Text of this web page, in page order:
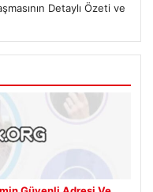
Detaylı Özeti ve